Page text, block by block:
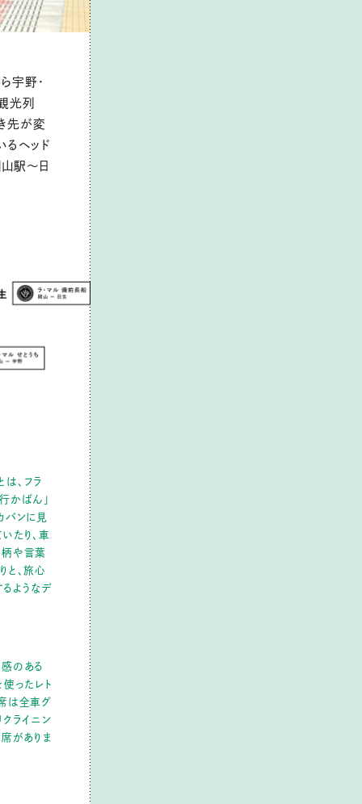
宇野・
光列
先が変
ヘッド
駅～日
、フラ
かばん」
バンに見
たり、車
や言葉
と、旅心
るようなデ
のある
使ったレト
は全車グ
ライニン
がありま